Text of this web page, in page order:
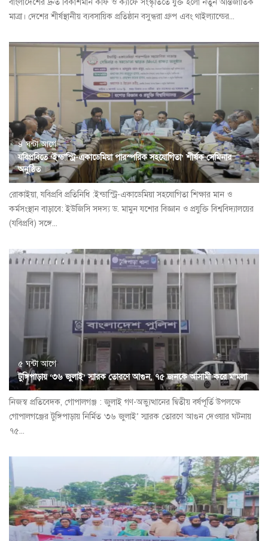
বাংলাদেশের দ্রুত বিকাশমান কফি ও ক্যাফে সংস্কৃতিতে যুক্ত হলো নতুন আন্তর্জাতিক
মাত্রা। দেশের শীর্ষস্থানীয় ব্যবসায়িক প্রতিষ্ঠান বসুন্ধরা গ্রুপ এবং থাইল্যান্ডের...
৪ ঘন্টা আগে
যবিপ্রবিতে ‘ইন্ডাস্ট্রি-একাডেমিয়া পারস্পরিক সহযোগিতা’ শীর্ষক সেমিনার
অনুষ্ঠিত
রোকাইয়া, যবিপ্রবি প্রতিনিধি :ইন্ডাস্ট্রি-একাডেমিয়া সহযোগিতা শিক্ষার মান ও
কর্মসংস্থান বাড়াবে: ইউজিসি সদস্য ড. মামুন যশোর বিজ্ঞান ও প্রযুক্তি বিশ্ববিদ্যালয়ের
(যবিপ্রবি) সঙ্গে...
৫ ঘন্টা আগে
টুঙ্গিপাড়ায় ‘৩৬ জুলাই’ স্মারক তোরণে আগুন, ৭৫ জনকে আসামী করে মামলা
নিজস্ব প্রতিবেদক, গোপালগঞ্জ : জুলাই গণ-অভ্যুত্থানের দ্বিতীয় বর্ষপূর্তি উপলক্ষে
গোপালগঞ্জের টুঙ্গিপাড়ায় নির্মিত ‘৩৬ জুলাই’ স্মারক তোরণে আগুন দেওয়ার ঘটনায়
৭৫...